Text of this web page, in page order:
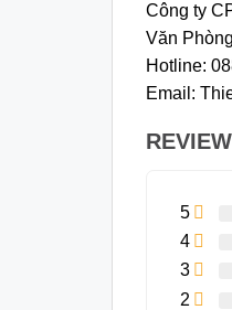
Công ty
Văn
Hotline:
Email:
5
4
3
2